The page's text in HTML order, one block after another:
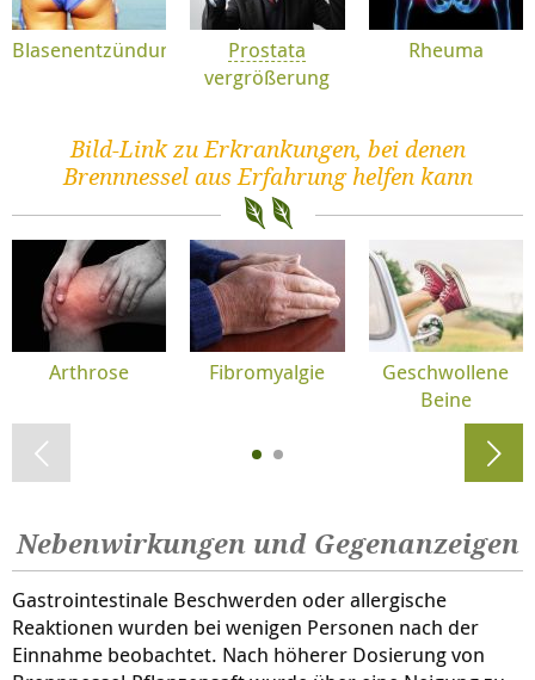
Blasenentzündung
Prostata
vergrößerung
Rheuma
Bild-Link zu Erkrankungen, bei denen
Brennnessel aus Erfahrung helfen kann
Arthrose Fibromyalgie
Geschwollene
Beine
Nebenwirkungen und Gegenanzeigen
Gastrointestinale Beschwerden oder allergische
Reaktionen wurden bei wenigen Personen nach der
Einnahme beobachtet. Nach höherer Dosierung von